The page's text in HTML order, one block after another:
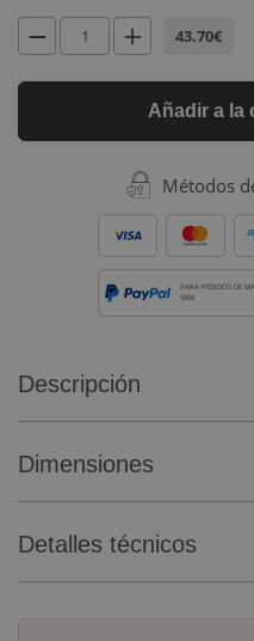
43.70€
Añadir a la
Métodos
PARA PEDIDOS DE
500€
Descripción
Dimensiones
Detalles técnicos